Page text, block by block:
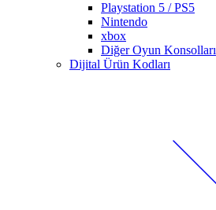
Playstation 5 / PS5
Nintendo
xbox
Diğer Oyun Konsolları
Dijital Ürün Kodları